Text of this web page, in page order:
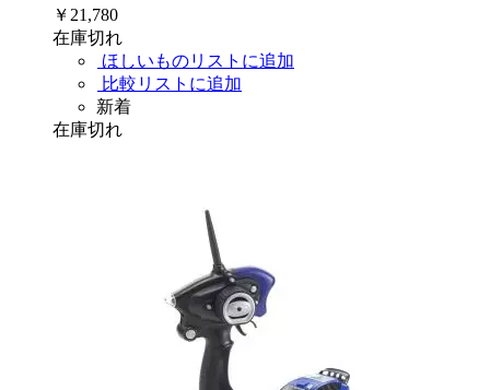
￥21,780
在庫切れ
ほしいものリストに追加
比較リストに追加
新着
在庫切れ